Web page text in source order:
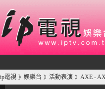
ip電視 》 娛樂台 》 活動表演 》 AXE -